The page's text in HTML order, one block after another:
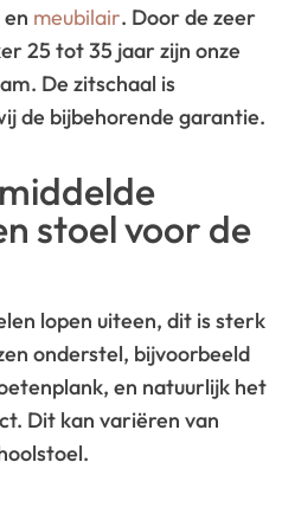
meubilair. Door de zeer
25 tot 35 jaar zijn onze
De zitschaal is
de bijbehorende garantie.
stoel voor de
lopen uiteen, dit is sterk
onderstel, bijvoorbeeld
en natuurlijk het
Dit kan variëren van